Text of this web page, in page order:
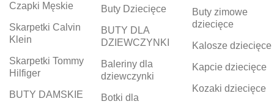
Czapki Męskie
Skarpetki Calvin
Klein
Skarpetki Tommy
Hilfiger
BUTY DAMSKIE
Buty Dziecięce
BUTY DLA
DZIEWCZYNKI
Baleriny dla
dziewczynki
Botki dla
Buty zimowe
dziecięce
Kalosze dziecięce
Kapcie dziecięce
Kozaki dziecięce